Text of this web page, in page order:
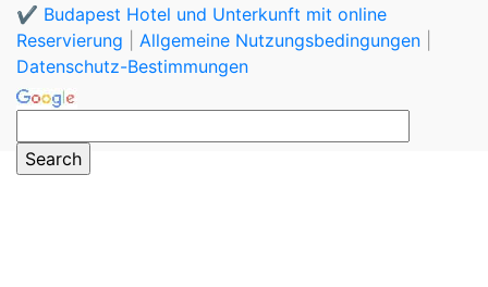
✔️ Budapest Hotel und Unterkunft mit online
Reservierung
Allgemeine Nutzungsbedingungen
Datenschutz-Bestimmungen